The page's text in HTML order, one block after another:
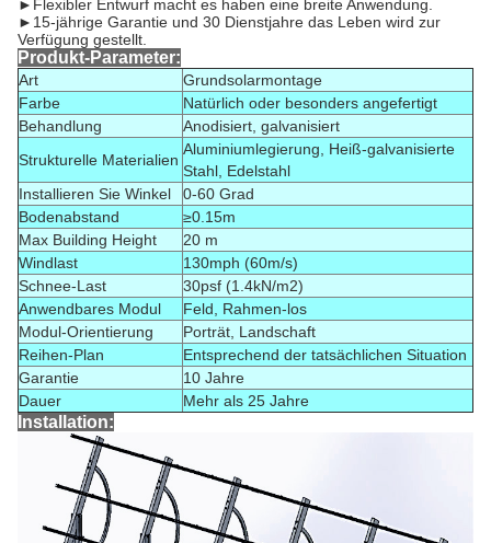
►Flexibler Entwurf macht es haben eine breite Anwendung.
►15-jährige Garantie und 30 Dienstjahre das Leben wird zur
Verfügung gestellt.
Produkt-Parameter:
Art
Grundsolarmontage
Farbe
Natürlich oder besonders angefertigt
Behandlung
Anodisiert, galvanisiert
Strukturelle Materialien
Aluminiumlegierung, Heiß-galvanisierte
Stahl, Edelstahl
Installieren Sie Winkel
0-60 Grad
Bodenabstand
≥0.15m
Max Building Height
20 m
Windlast
130mph (60m/s)
Schnee-Last
30psf (1.4kN/m2)
Anwendbares Modul
Feld, Rahmen-los
Modul-Orientierung
Porträt, Landschaft
Reihen-Plan
Entsprechend der tatsächlichen Situation
Garantie
10 Jahre
Dauer
Mehr als 25 Jahre
Installation: